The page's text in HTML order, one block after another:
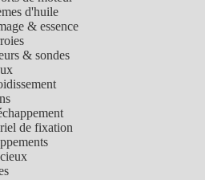
d'huile
& essence
& sondes
de fixation